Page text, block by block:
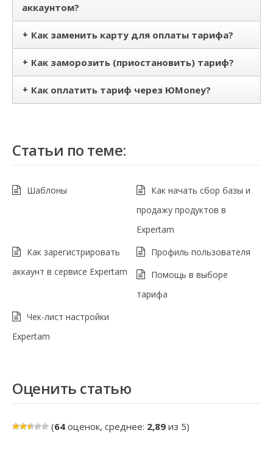
аккаунтом?
+ Как заменить карту для оплаты тарифа?
+ Как заморозить (приостановить) тариф?
+ Как оплатить тариф через ЮMoney?
Статьи по теме:
Шаблоны
Как начать сбор базы и
продажу продуктов в
Expertam
Как зарегистрировать
аккаунт в сервисе Expertam
Профиль пользователя
Помощь в выборе
тарифа
Чек-лист настройки
Expertam
Оценить статью
(64 оценок, среднее: 2,89 из 5)